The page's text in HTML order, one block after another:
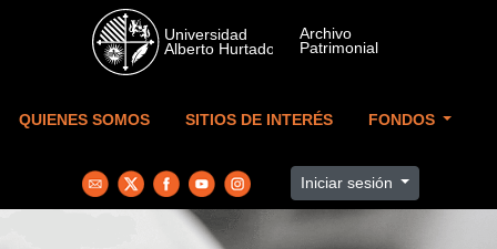
Skip to main content
QUIENES SOMOS SITIOS DE INTERÉS FONDOS
Iniciar sesión